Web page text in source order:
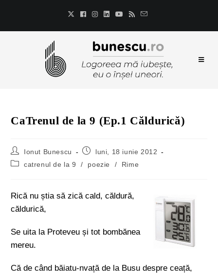
CaTrenul de la 9 (Ep.1 Căldurică)
Ionut Bunescu
luni, 18 iunie 2012
catrenul de la 9
/ poezie / Rime
Rică nu știa să zică cald, căldură,
căldurică,
Se uita la Proteveu și tot bombănea
mereu.
Că de când băiatu-nvață de la Busu despre ceață,